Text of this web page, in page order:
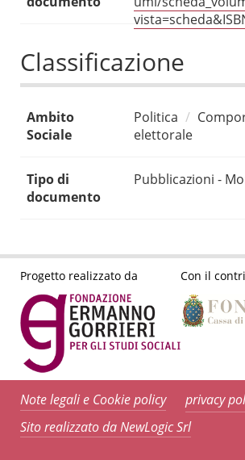
Classificazione
Ambito
Sociale
Politica
elettorale
Tipo di
documento
Pubblicazioni -
Progetto realizzato da Con il
Note legali e Cookie policy
privacy
Sito realizzato da NewLogic Srl